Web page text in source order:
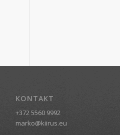
KONTAKT
+372 5560 9992
marko@kiirus.eu